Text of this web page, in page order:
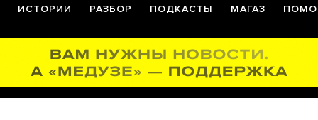
ИСТОРИИ РАЗБОР ПОДКАСТЫ МАГАЗ